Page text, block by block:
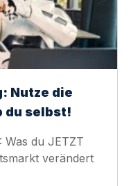
Nutze die
du selbst!
Was du JETZT
verändert